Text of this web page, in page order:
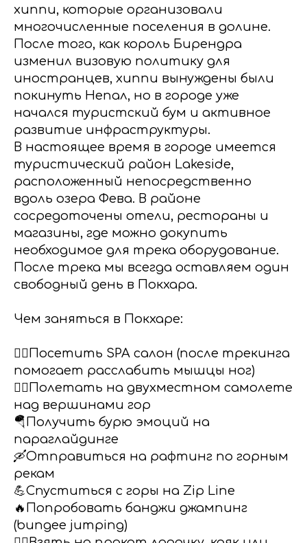
хиппи, которые организовали
многочисленные поселения в долине.
После того, как король Бирендра
изменил визовую политику для
иностранцев, хиппи вынуждены были
покинуть Непал, но в городе уже
начался туристский бум и активное
развитие инфраструктуры.
В настоящее время в городе имеется
туристический район Lakeside,
расположенный непосредственно
вдоль озера Фева. В районе
сосредоточены отели, рестораны и
магазины, где можно докупить
необходимое для трека оборудование.
После трека мы всегда оставляем один
свободный день в Покхара.
Чем заняться в Покхаре:
🧖‍♀️Посетить SPA салон (после трекинга
помогает расслабить мышцы ног)
👩‍✈️Полетать на двухместном самолете
над вершинами гор
🪂Получить бурю эмоций на
параглайдинге
🛶Отправиться на рафтинг по горным
рекам
💪Спуститься с горы на Zip Line
🔥Попробовать банджи джампинг
(bungee jumping)